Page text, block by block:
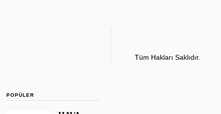
Tüm Hakları Saklıdır.
POPÜLER